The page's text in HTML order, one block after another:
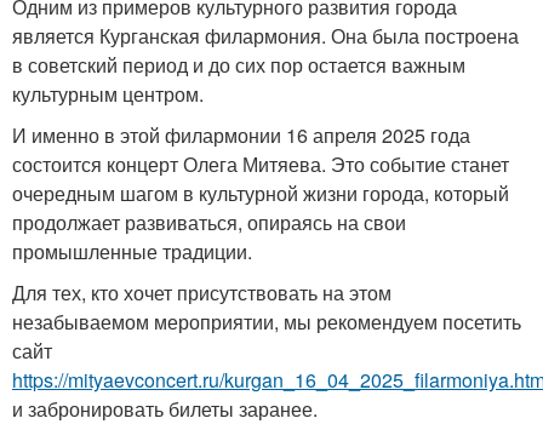
Одним из примеров культурного развития города
является Курганская филармония. Она была построена
в советский период и до сих пор остается важным
культурным центром.
И именно в этой филармонии 16 апреля 2025 года
состоится концерт Олега Митяева. Это событие станет
очередным шагом в культурной жизни города, который
продолжает развиваться, опираясь на свои
промышленные традиции.
Для тех, кто хочет присутствовать на этом
незабываемом мероприятии, мы рекомендуем посетить
сайт
https://mityaevconcert.ru/
и забронировать билеты заранее.